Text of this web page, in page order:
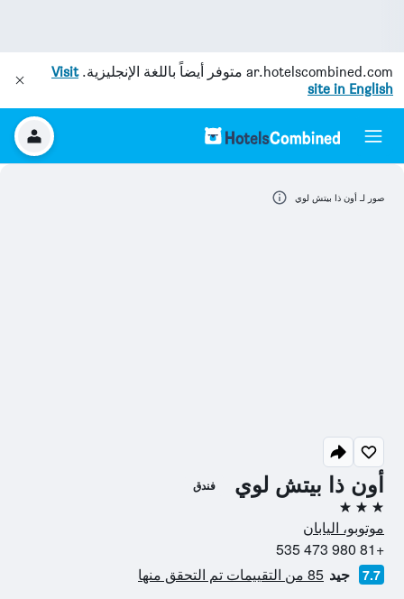
ar.hotelscombined.com متوفر أيضاً باللغة الإنجليزية.Visit
site in English
أون ذا بيتش لوي فندق
3 نجوم
موتوبو، اليابان
+81 980 473 535
7.7 جيد 85 من التقييمات تم التحقق منها
صور لـ أون ذا بيتش لوي